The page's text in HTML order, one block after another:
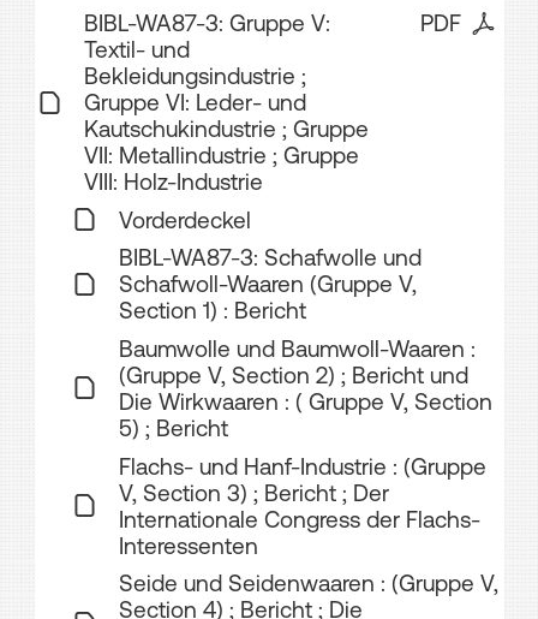
PDF
BIBL-WA87-3: Gruppe V:
Textil- und
Bekleidungsindustrie ;
Gruppe VI: Leder- und
Kautschukindustrie ; Gruppe
VII: Metallindustrie ; Gruppe
VIII: Holz-Industrie
Vorderdeckel
BIBL-WA87-3: Schafwolle und
Schafwoll-Waaren (Gruppe V,
Section 1) : Bericht
Baumwolle und Baumwoll-Waaren :
(Gruppe V, Section 2) ; Bericht und
Die Wirkwaaren : ( Gruppe V, Section
5) ; Bericht
Flachs- und Hanf-Industrie : (Gruppe
V, Section 3) ; Bericht ; Der
Internationale Congress der Flachs-
Interessenten
Seide und Seidenwaaren : (Gruppe V,
Section 4) ; Bericht ; Die